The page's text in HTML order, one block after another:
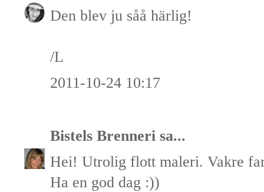
Den blev ju såå härlig!
/L
2011-10-24 10:17
Bistels Brenneri sa...
Hei! Utrolig flott maleri. Vakre
Ha en god dag :))